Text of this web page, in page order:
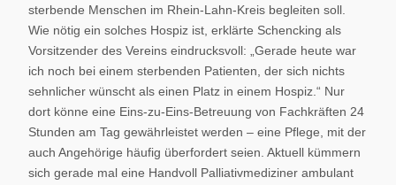
sterbende Menschen im Rhein-Lahn-Kreis begleiten soll.
Wie nötig ein solches Hospiz ist, erklärte Schencking als
Vorsitzender des Vereins eindrucksvoll: „Gerade heute war
ich noch bei einem sterbenden Patienten, der sich nichts
sehnlicher wünscht als einen Platz in einem Hospiz.“ Nur
dort könne eine Eins-zu-Eins-Betreuung von Fachkräften 24
Stunden am Tag gewährleistet werden – eine Pflege, mit der
auch Angehörige häufig überfordert seien. Aktuell kümmern
sich gerade mal eine Handvoll Palliativmediziner ambulant